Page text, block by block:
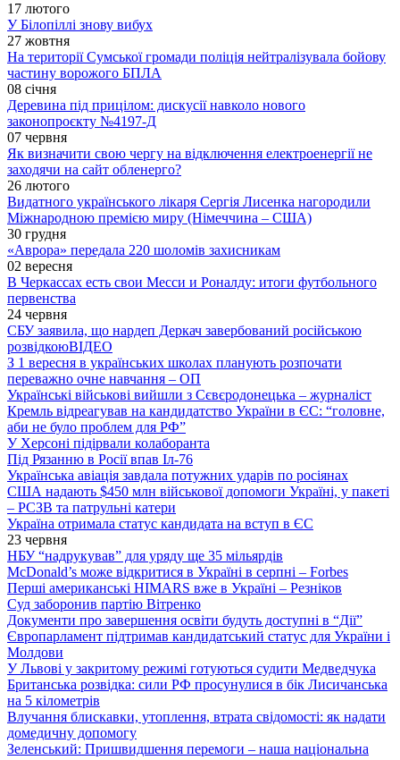
17 лютого
У Білопіллі знову вибух
27 жовтня
На території Сумської громади поліція нейтралізувала бойову
частину ворожого БПЛА
08 січня
Деревина під прицілом: дискусії навколо нового
законопроєкту №4197-Д
07 червня
Як визначити свою чергу на відключення електроенергії не
заходячи на сайт обленерго?
26 лютого
Видатного українського лікаря Сергія Лисенка нагородили
Міжнародною премією миру (Німеччина – США)
30 грудня
«Аврора» передала 220 шоломів захисникам
02 вересня
В Черкассах есть свои Месси и Роналду: итоги футбольного
первенства
24 червня
СБУ заявила, що нардеп Деркач завербований російською
розвідкоюВІДЕО
З 1 вересня в українських школах планують розпочати
переважно очне навчання – ОП
Українські військові вийшли з Сєвєродонецька – журналіст
Кремль відреагував на кандидатство України в ЄС: “головне,
аби не було проблем для РФ”
У Херсоні підірвали колаборанта
Під Рязанню в Росії впав Іл-76
Українська авіація завдала потужних ударів по росіянах
США надають $450 млн військової допомоги Україні, у пакеті
– РСЗВ та патрульні катери
Україна отримала статус кандидата на вступ в ЄС
23 червня
НБУ “надрукував” для уряду ще 35 мільярдів
McDonald’s може відкритися в Україні в серпні – Forbes
Перші американські HIMARS вже в Україні – Резніков
Суд заборонив партію Вітренко
Документи про завершення освіти будуть доступні в “Дії”
Європарламент підтримав кандидатський статус для України і
Молдови
У Львові у закритому режимі готуються судити Медведчука
Британська розвідка: сили РФ просунулися в бік Лисичанська
на 5 кілометрів
Влучання блискавки, утоплення, втрата свідомості: як надати
домедичну допомогу
Зеленський: Пришвидшення перемоги – наша національна